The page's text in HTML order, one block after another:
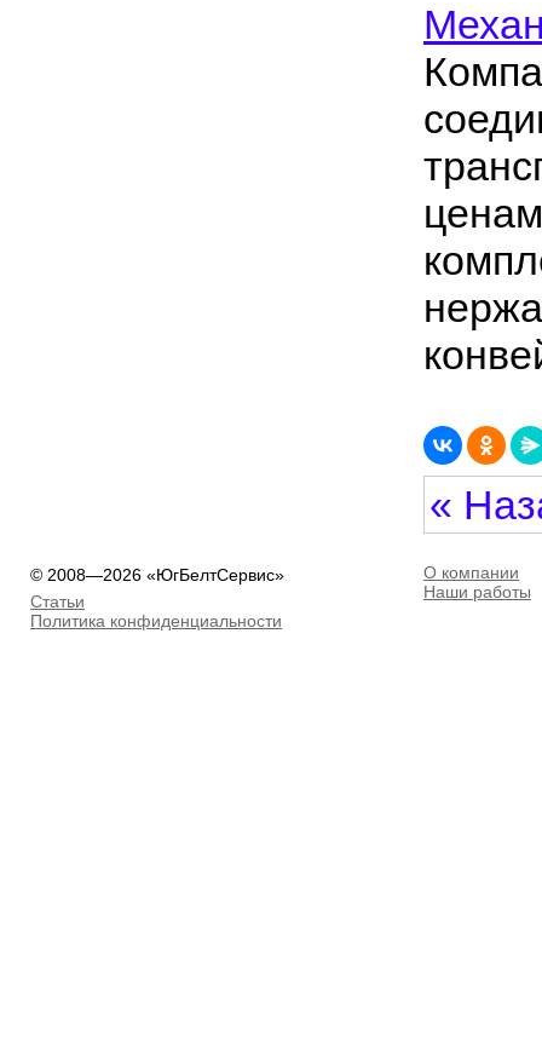
«
О компании
Наши работы
© 2008—2026 «ЮгБелтСервис»
Статьи
Политика конфиденциальности